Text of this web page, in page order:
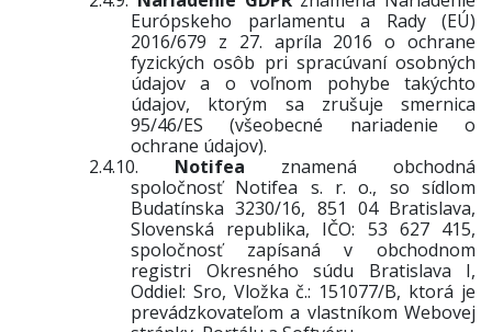
Európskeho parlamentu a Rady (EÚ)
2016/679 z 27. apríla 2016 o ochrane
fyzických osôb pri spracúvaní osobných
údajov a o voľnom pohybe takýchto
údajov, ktorým sa zrušuje smernica
95/46/ES (všeobecné nariadenie o
ochrane údajov).
2.4.10. Notifea znamená obchodná
spoločnosť Notifea s. r. o., so sídlom
Budatínska 3230/16, 851 04 Bratislava,
Slovenská republika, IČO: 53 627 415,
spoločnosť zapísaná v obchodnom
registri Okresného súdu Bratislava I,
Oddiel: Sro, Vložka č.: 151077/B, ktorá je
prevádzkovateľom a vlastníkom Webovej